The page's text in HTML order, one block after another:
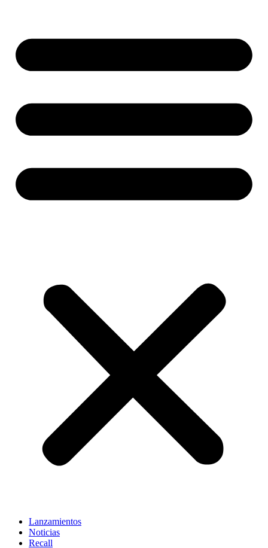
Lanzamientos
Noticias
Recall